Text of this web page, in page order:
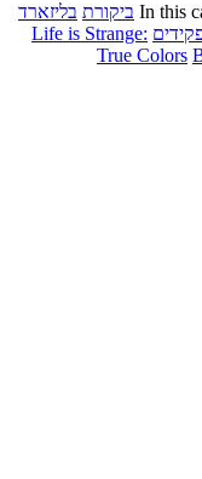
In this ביקורת בליזארד
Life is Strange:
True Colors